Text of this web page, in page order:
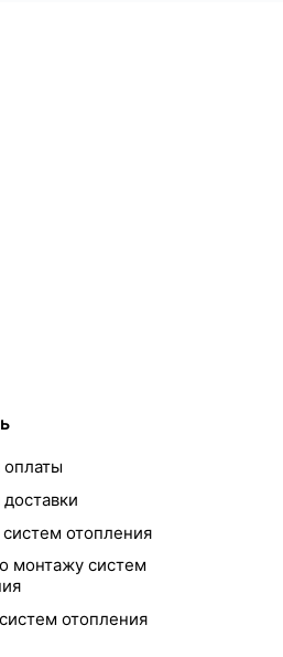
оплаты
отопления
монтажу систем
отопления